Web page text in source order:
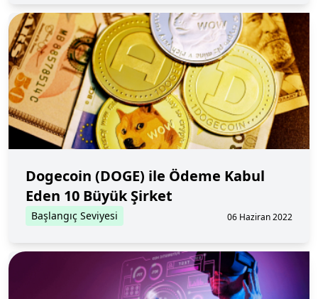
Dogecoin (DOGE) ile Ödeme Kabul
Eden 10 Büyük Şirket
Başlangıç Seviyesi 06 Haziran 2022